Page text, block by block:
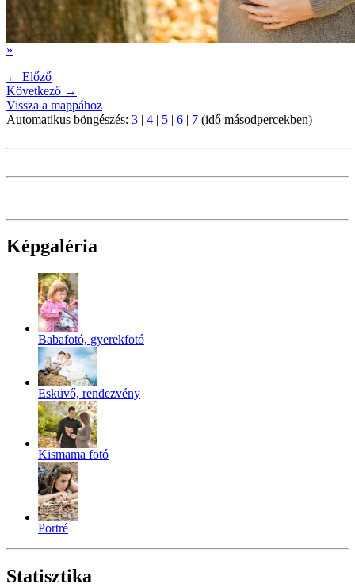
»
← Előző
Következő →
Vissza a mappához
Automatikus böngészés: 3 | 4 | 5 | 6 | 7 (idő másodpercekben)
Képgaléria
Babafotó, gyerekfotó
Esküvő, rendezvény
Kismama fotó
Portré
Statisztika